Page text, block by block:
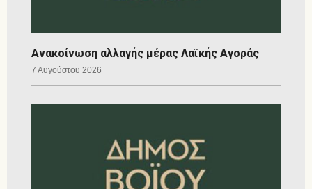
Ανακοίνωση αλλαγής μέρας Λαϊκής Αγοράς
7 Αυγούστου 2026